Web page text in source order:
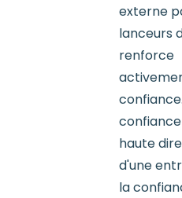
externe
lanceurs
renforce
haute
d'une
la